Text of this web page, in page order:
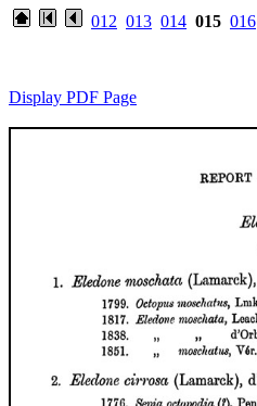
012 013 014 015 016
Display PDF Page